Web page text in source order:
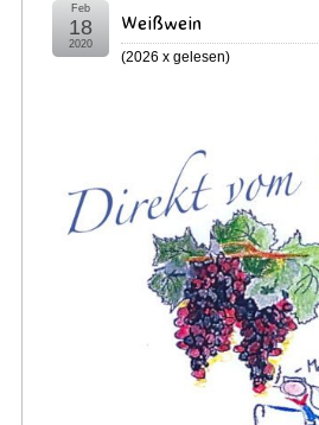
Weißwein
(2026 x gelesen)
Feb
18
2020